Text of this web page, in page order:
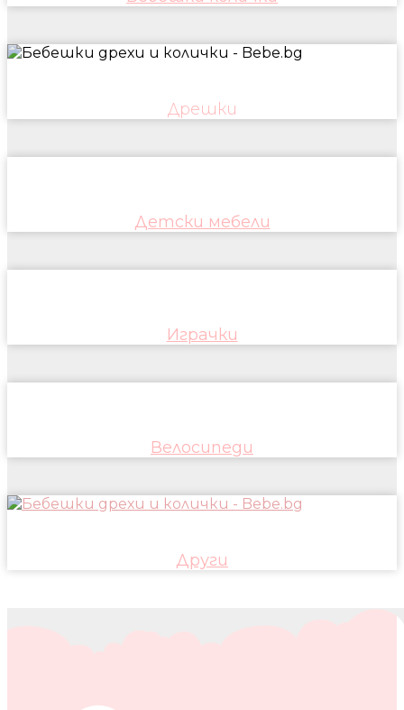
Дрешки
Детски мебели
Играчки
Велосипеди
Други